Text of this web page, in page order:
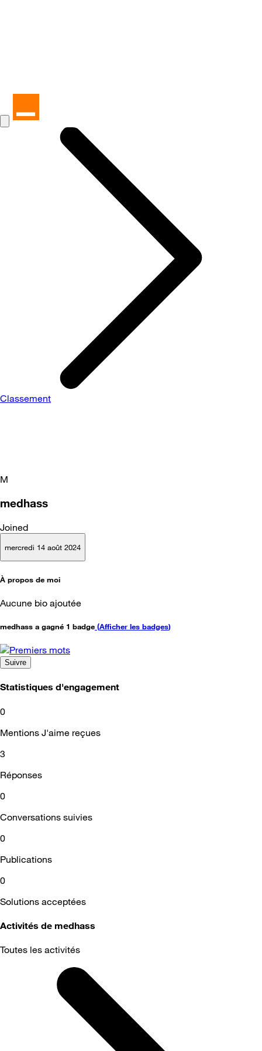
Classement
M
medhass
Joined
mercredi 14 août 2024
À propos de moi
Aucune bio ajoutée
medhass a gagné 1 badge (Afficher les badges)
Suivre
Statistiques d'engagement
0
Mentions J'aime reçues
3
Réponses
0
Conversations suivies
0
Publications
0
Solutions acceptées
Activités de medhass
Toutes les activités